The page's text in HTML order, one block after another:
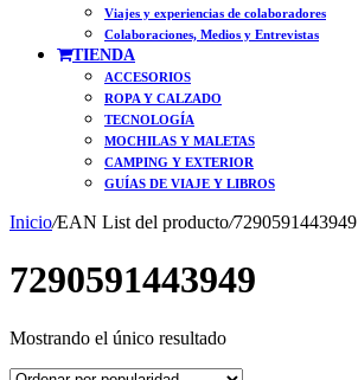
Viajes y experiencias de colaboradores
Colaboraciones, Medios y Entrevistas
TIENDA
ACCESORIOS
ROPA Y CALZADO
TECNOLOGÍA
MOCHILAS Y MALETAS
CAMPING Y EXTERIOR
GUÍAS DE VIAJE Y LIBROS
Inicio/EAN List del producto/7290591443949
7290591443949
Mostrando el único resultado